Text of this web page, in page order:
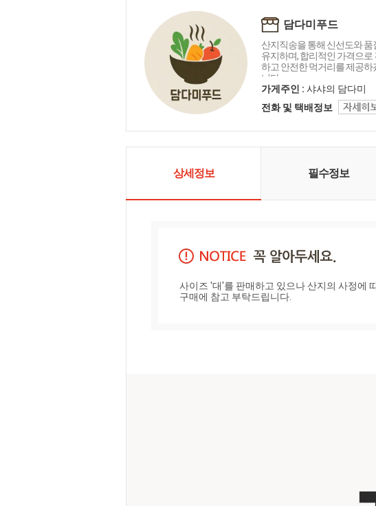
담다미푸드
산지직송을 통해 신선도와 품
유지하며, 합리적인 가격으로
하고 안전한 먹거리를 제공하
니다.
가게주인 : 샤샤의 담다미
전화 및 택배정보
상세정보 필수정보
사이즈 '대'를 판매하고 있으나 산지의 사정에
구매에 참고 부탁드립니다.